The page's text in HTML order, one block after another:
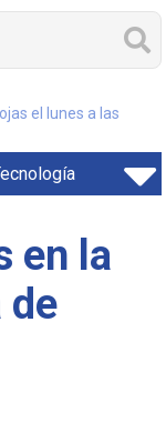
el lunes a las
en la
de